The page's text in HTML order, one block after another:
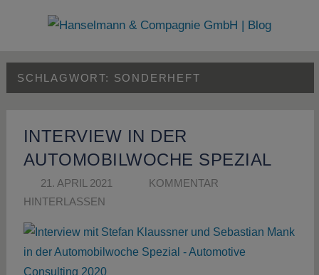
&
Compagnie
GmbH
|
Blog
SCHLAGWORT: SONDERHEFT
INTERVIEW IN DER
AUTOMOBILWOCHE SPEZIAL
21. APRIL 2021 SUSANNE SCHÖN
KOMMENTAR
HINTERLASSEN